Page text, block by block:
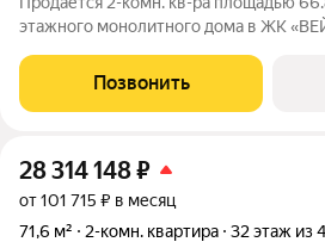
этажного монолитного дома в ЖК
набережная со смотровой площадкой,
велодорожками, детскими и
Позвонить
28 314 148₽
от 101 715 ₽ в месяц
71,6 м²
2-комн. квартира 32 этаж из